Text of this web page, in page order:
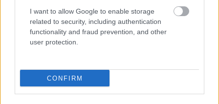
I want to allow Google to enable storage
related to security, including authentication
functionality and fraud prevention, and other
user protection.
CONFIRM
majd fizetni decemberben, amikor a készülék
megjelenik. Így is lehetőség lesz a helyi multizásra,
amennyiben van már egy dockoló, hiszen azon keresztül
külön is kapható lesz.
Elég bonyolultul hangzik, így személyes véleményem